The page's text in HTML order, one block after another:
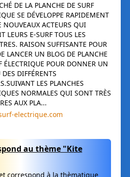
DE LA PLANCHE DE SURF
SE DÉVELOPPE RAPIDEMENT
NOUVEAUX ACTEURS QUI
LEURS E-SURF TOUS LES
RAISON SUFFISANTE POUR
LANCER UN BLOG DE PLANCHE
ÉLECTRIQUE POUR DONNER UN
DES DIFFÉRENTS
LES PLANCHES
NORMALES QUI SONT TRÈS
AUX PLA...
electrique.com
au thème "Kite
correspond à la thèmatique